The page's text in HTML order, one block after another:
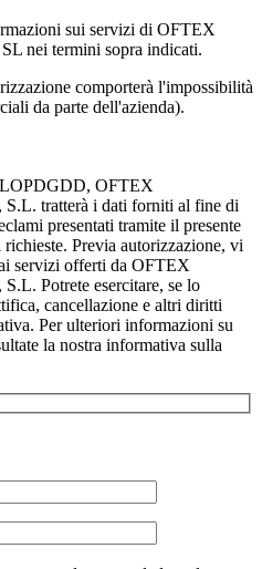
sui servizi di OFTEX
nei termini sopra indicati.
comporterà l'impossibilità
da parte dell'azienda).
OFTEX
tratterà i dati forniti al fine di
presentati tramite il presente
Previa autorizzazione, vi
servizi offerti da OFTEX
Potrete esercitare, se lo
cancellazione e altri diritti
Per ulteriori informazioni su
la nostra informativa sulla